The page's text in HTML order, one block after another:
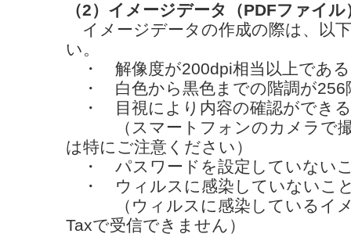
（2）イメージデータ（PDFファイ
イメージデータの作成の際は、以
い。
・ 解像度が200dpi相当以上であ
・ 白色から黒色までの階調が256
・ 目視により内容の確認ができ
（スマートフォンのカメラで撮
は特にご注意ください）
・ パスワードを設定していない
・ ウィルスに感染していないこ
（ウィルスに感染しているイメ
Taxで受信できません）